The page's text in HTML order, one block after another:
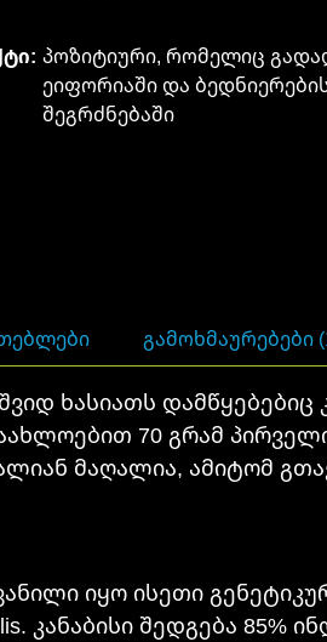
პოზიტიური, რომელიც
ეიფორიაში და
შეგრძნებაში
ᲒᲐᲛᲝᲮᲛᲐᲣᲠᲔᲑᲔᲑᲘ
ხასიათს
70 გრამ
მაღალია, ამიტომ
იყო ისეთი
კანაბისი შედგება 85%